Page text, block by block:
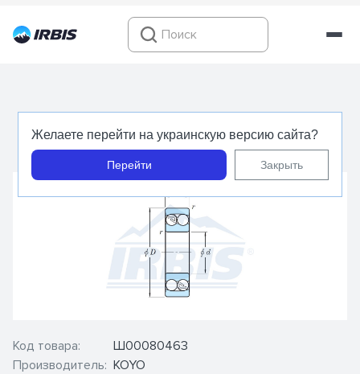
Желаете перейти на украинскую версию сайта?
Перейти Закрыть
1214 - KOYO - Подшипник шариковый
самоустанавливающийся
Код товара:
Производитель:
Ш00080463
KOYO